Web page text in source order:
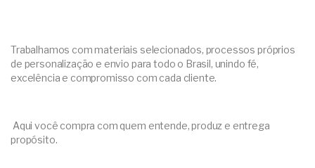
Trabalhamos com materiais selecionados, processos próprios
de personalização e envio para todo o Brasil, unindo fé,
excelência e compromisso com cada cliente.
Aqui você compra com quem entende, produz e entrega
propósito.